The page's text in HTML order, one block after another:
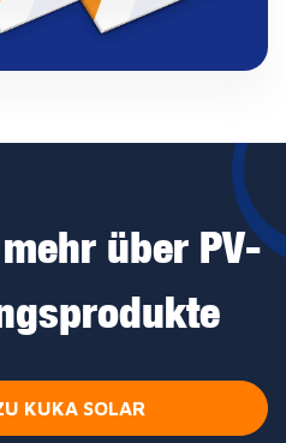
über PV-
KUKA SOLAR